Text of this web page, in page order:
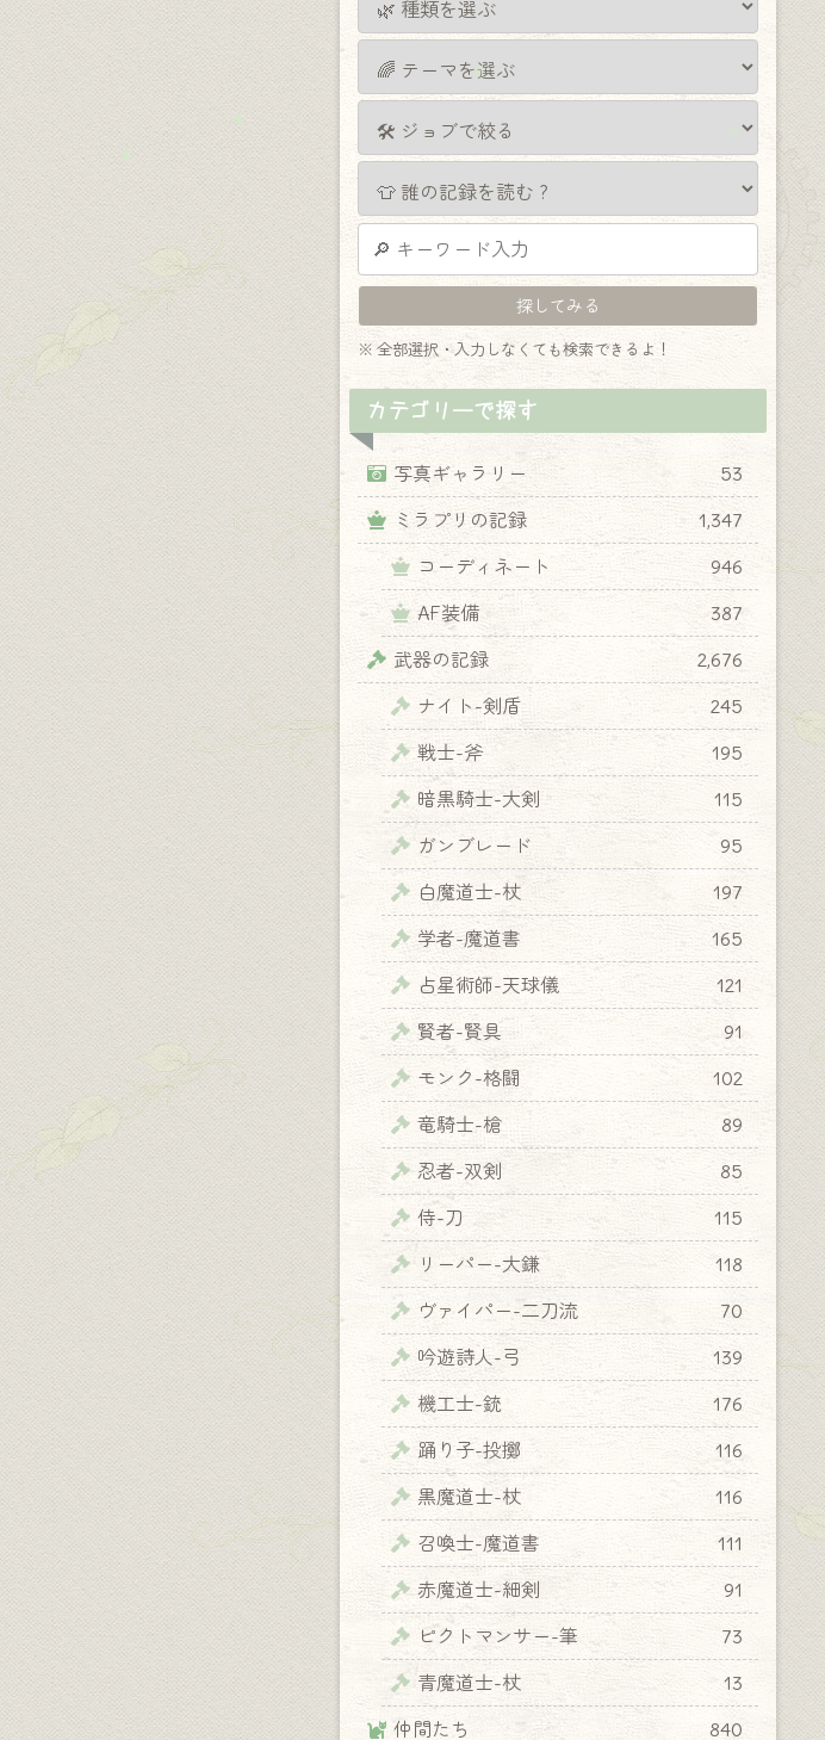
※ 全部選択・入力しなくても検索できるよ！
カテゴリーで探す
写真ギャラリー
53
ミラプリの記録
1,347
コーディネート
946
AF装備
387
武器の記録
2,676
ナイト-剣盾
245
戦士-斧
195
暗黒騎士-大剣
115
ガンブレード
95
白魔道士-杖
197
学者-魔道書
165
占星術師-天球儀
121
賢者-賢具
91
モンク-格闘
102
竜騎士-槍
89
忍者-双剣
85
侍-刀
115
リーパー-大鎌
118
ヴァイパー-二刀流
70
吟遊詩人-弓
139
機工士-銃
176
踊り子-投擲
116
黒魔道士-杖
116
召喚士-魔道書
111
赤魔道士-細剣
91
ピクトマンサー-筆
73
青魔道士-杖
13
仲間たち
840